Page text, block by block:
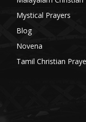
Mystical Prayers
Blog
Novena
Tamil Christian